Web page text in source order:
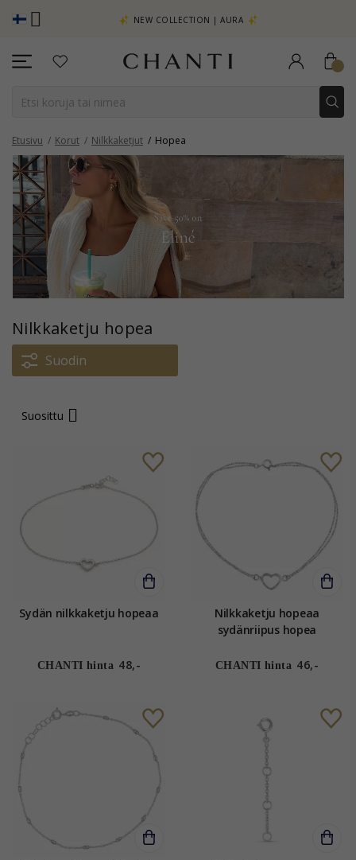
LISÄÄ -
NEW COLLECTION | AURA
Etusivu Korut Nilkkaketjut Hopea
Nilkkaketju hopea
Suodin
Suosittu
Sydän nilkkaketju hopeaa
CHANTI hinta 48,-
Nilkkaketju hopeaa
sydänriipus hopea
CHANTI hinta 46,-